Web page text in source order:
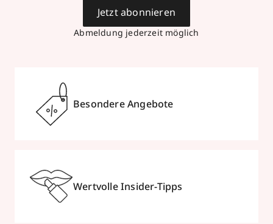
Abmeldung jederzeit möglich
Jetzt abonnieren
Besondere Angebote
Wertvolle Insider-Tipps